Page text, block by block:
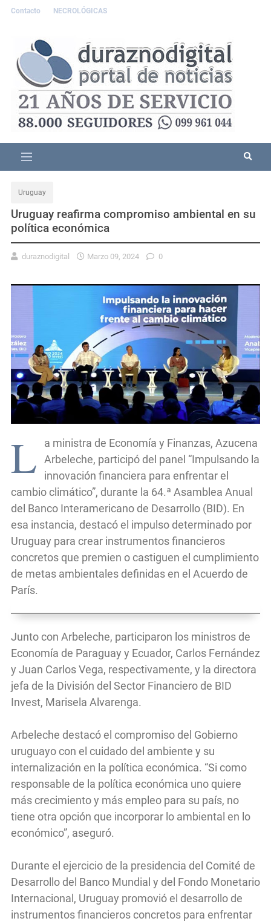
Contacto NECROLÓGICAS
Uruguay
Uruguay reafirma compromiso ambiental en su
política económica
duraznodigital Marzo 09, 2024 0
L
a ministra de Economía y Finanzas, Azucena
Arbeleche, participó del panel “Impulsando la
innovación financiera para enfrentar el
cambio climático”, durante la 64.ª Asamblea Anual
del Banco Interamericano de Desarrollo (BID). En
esa instancia, destacó el impulso determinado por
Uruguay para crear instrumentos financieros
concretos que premien o castiguen el cumplimiento
de metas ambientales definidas en el Acuerdo de
París.
Junto con Arbeleche, participaron los ministros de
Economía de Paraguay y Ecuador, Carlos Fernández
y Juan Carlos Vega, respectivamente, y la directora
jefa de la División del Sector Financiero de BID
Invest, Marisela Alvarenga.
Arbeleche destacó el compromiso del Gobierno
uruguayo con el cuidado del ambiente y su
internalización en la política económica. “Si como
responsable de la política económica uno quiere
más crecimiento y más empleo para su país, no
tiene otra opción que incorporar lo ambiental en lo
económico”, aseguró.
Durante el ejercicio de la presidencia del Comité de
Desarrollo del Banco Mundial y del Fondo Monetario
Internacional, Uruguay promovió el desarrollo de
instrumentos financieros concretos para enfrentar